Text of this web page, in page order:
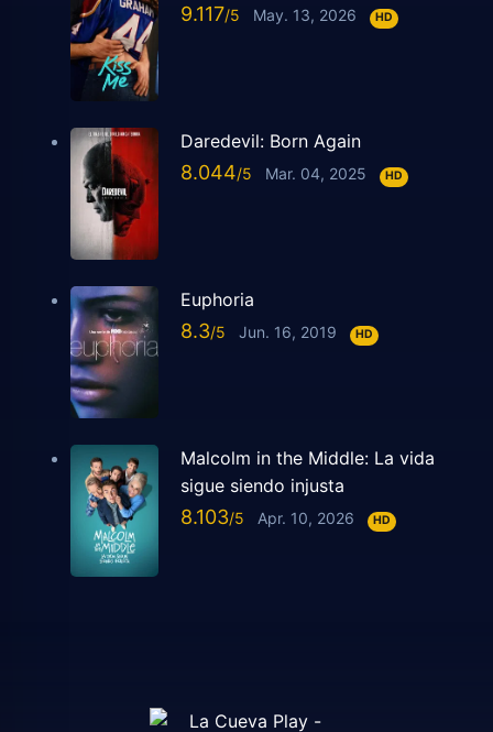
9.117 May. 13, 2026 HD
Daredevil: Born Again
8.044 Mar. 04, 2025 HD
Euphoria
8.3 Jun. 16, 2019 HD
Malcolm in the Middle: La vida
sigue siendo injusta
8.103 Apr. 10, 2026 HD